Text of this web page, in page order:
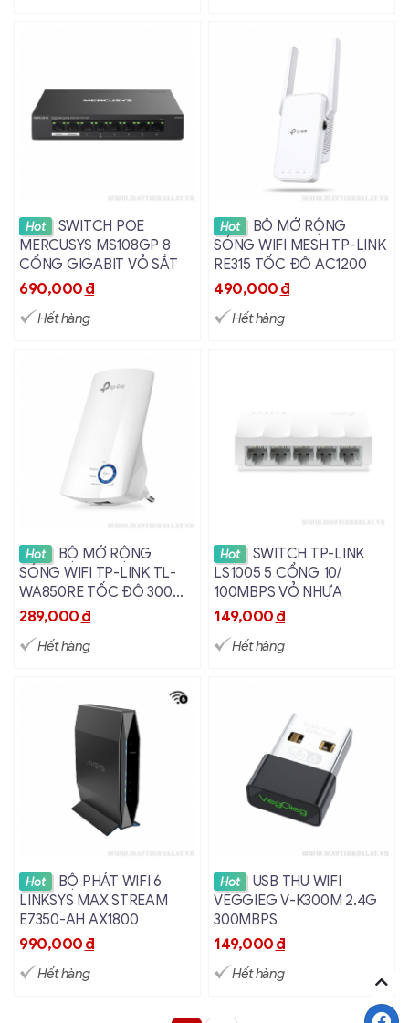
Xem chi tiết
Hot
SWITCH POE
MERCUSYS MS108GP 8
CỔNG GIGABIT VỎ SẮT
690,000đ
Hết hàng
Xem chi tiết
Hot
BỘ MỞ RỘNG
SÓNG WIFI MESH TP-LINK
RE315 TỐC ĐỘ AC1200
490,000đ
Hết hàng
Xem chi tiết
Hot
BỘ MỞ RỘNG
SÓNG WIFI TP-LINK TL-
WA850RE TỐC ĐỘ 300
MBPS
289,000đ
Hết hàng
Xem chi tiết
Hot
SWITCH TP-LINK
LS1005 5 CỔNG 10/
100MBPS VỎ NHỰA
149,000đ
Hết hàng
Xem chi tiết
Hot
BỘ PHÁT WIFI 6
LINKSYS MAX STREAM
E7350-AH AX1800
990,000đ
Hết hàng
Xem chi tiết
Hot
USB THU WIFI
VEGGIEG V-K300M 2.4G
300MBPS
149,000đ
Hết hàng